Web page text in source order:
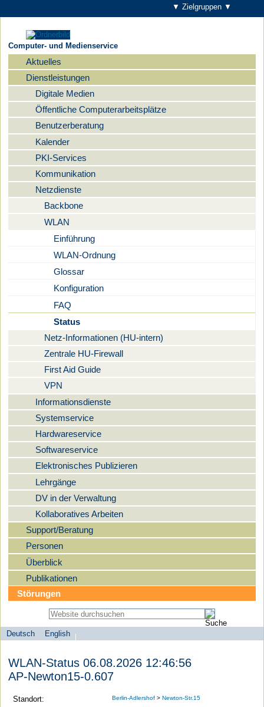
▼ Zielgruppen ▼
Computer- und Medienservice
Navigation
Aktuelles
Dienstleistungen
Digitale Medien
Öffentliche Computerarbeitsplätze
Benutzerberatung
Kalender
PKI-Services
Kommunikation
Netzdienste
Backbone
WLAN
Einführung
WLAN-Ordnung
Glossar
Konfiguration
FAQ
Status
Netz-Informationen (HU-intern)
Zentrale HU-Firewall
First Aid Guide
VPN
Informationsdienste
Systemservice
Hardwareservice
Softwareservice
Elektronisches Publizieren
Lehrgänge
DV in der Verwaltung
Kollaboratives Arbeiten
Support/Beratung
Personen
Überblick
Publikationen
Störungen
Sprachauswahl
Deutsch
English
search-menu
Universität
zu
Berlin
WLAN-Status 06.08.2026 12:46:56
AP-Newton15-0.607
Standort: Berlin-Adlershof >Newton-Str.15